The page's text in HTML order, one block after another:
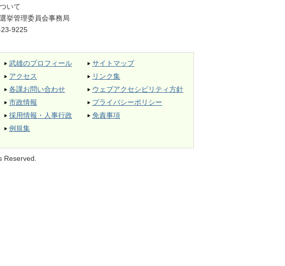
いて
挙管理委員会事務局
9225
武雄のプロフィール
アクセス
各課お問い合わせ
市政情報
採用情報・人事行政
例規集
サイトマップ
リンク集
ウェブアクセシビリティ方針
プライバシーポリシー
免責事項
Reserved.